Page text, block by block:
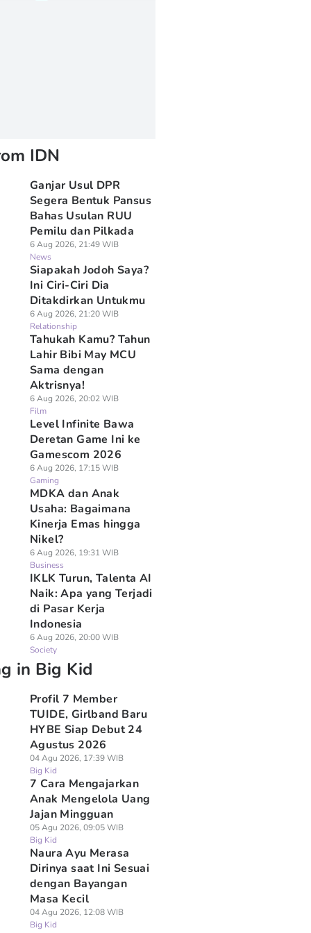
IDN
Ganjar Usul DPR
Segera Bentuk Pansus
Bahas Usulan RUU
Pemilu dan Pilkada
6 Aug 2026, 21:49 WIB
News
Siapakah Jodoh Saya?
Ini Ciri-Ciri Dia
Ditakdirkan Untukmu
6 Aug 2026, 21:20 WIB
Relationship
Tahukah Kamu? Tahun
Lahir Bibi May MCU
Sama dengan
Aktrisnya!
6 Aug 2026, 20:02 WIB
Film
Level Infinite Bawa
Deretan Game Ini ke
Gamescom 2026
6 Aug 2026, 17:15 WIB
Gaming
MDKA dan Anak
Usaha: Bagaimana
Kinerja Emas hingga
Nikel?
6 Aug 2026, 19:31 WIB
Business
IKLK Turun, Talenta AI
Naik: Apa yang Terjadi
di Pasar Kerja
Indonesia
6 Aug 2026, 20:00 WIB
Society
in Big Kid
Profil 7 Member
TUIDE, Girlband Baru
HYBE Siap Debut 24
Agustus 2026
04 Agu 2026, 17:39 WIB
Big Kid
7 Cara Mengajarkan
Anak Mengelola Uang
Jajan Mingguan
05 Agu 2026, 09:05 WIB
Big Kid
Naura Ayu Merasa
Dirinya saat Ini Sesuai
dengan Bayangan
Masa Kecil
04 Agu 2026, 12:08 WIB
Big Kid